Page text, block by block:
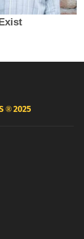
®2025